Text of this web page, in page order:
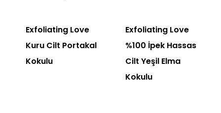
Exfoliating Love
Kuru Cilt Portakal
Kokulu
Exfoliating Love
%100 İpek Hassas
Cilt Yeşil Elma
Kokulu